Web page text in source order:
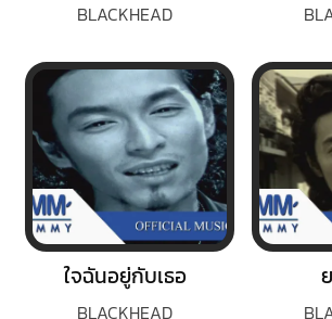
BLACKHEAD
ใจฉันอยู่กับเธอ
BLACKHEAD